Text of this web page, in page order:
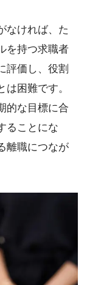
なければ、た
を持つ求職者
評価し、役割
困難です。
的な目標に合
ることにな
離職につなが